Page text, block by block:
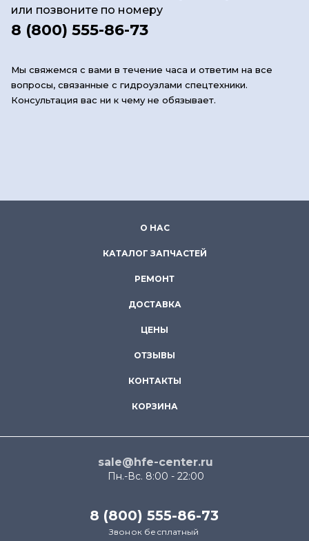
или позвоните по номеру
8 (800) 555-86-73
Мы свяжемся с вами в течение часа и ответим на все
вопросы, связанные с гидроузлами спецтехники.
Консультация вас ни к чему не обязывает.
О НАС
КАТАЛОГ ЗАПЧАСТЕЙ
РЕМОНТ
ДОСТАВКА
ЦЕНЫ
ОТЗЫВЫ
КОНТАКТЫ
КОРЗИНА
sale@hfe-center.ru
Пн.-Вс. 8:00 - 22:00
8 (800) 555-86-73
Звонок бесплатный